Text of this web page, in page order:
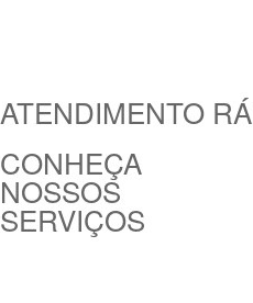
ATENDIMENTO
CONHEÇA
NOSSOS
SERVIÇOS